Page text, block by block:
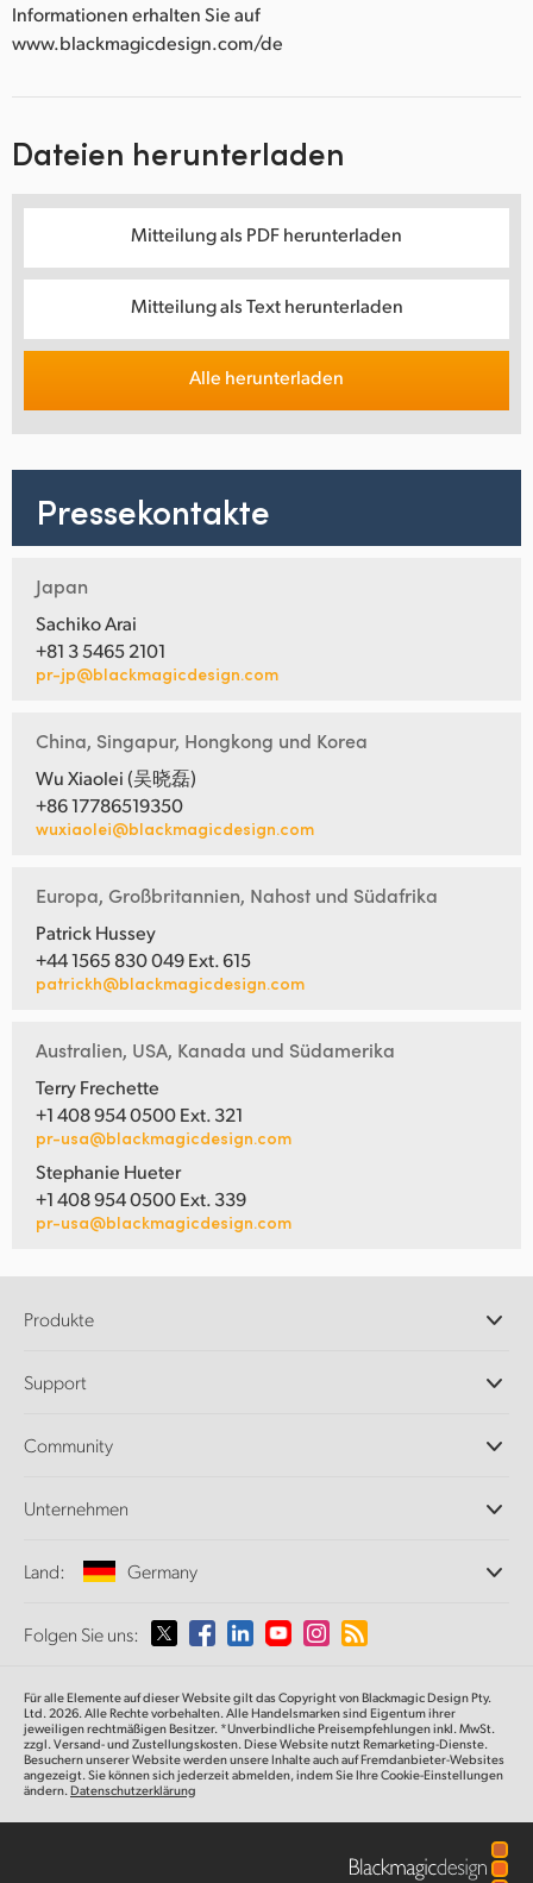
Informationen erhalten Sie auf
www.blackmagicdesign.com/de
Dateien herunterladen
Mitteilung als PDF herunterladen
Mitteilung als Text herunterladen
Alle herunterladen
Pressekontakte
Japan
Sachiko Arai
+81 3 5465 2101
pr-jp@blackmagicdesign.com
China, Singapur, Hongkong und Korea
Wu Xiaolei (吴晓磊)
+86 17786519350
wuxiaolei@blackmagicdesign.com
Europa, Großbritannien, Nahost und Südafrika
Patrick Hussey
+44 1565 830 049 Ext. 615
patrickh@blackmagicdesign.com
Australien, USA, Kanada und Südamerika
Terry Frechette
+1 408 954 0500 Ext. 321
pr-usa@blackmagicdesign.com
Stephanie Hueter
+1 408 954 0500 Ext. 339
pr-usa@blackmagicdesign.com
Produkte
DaVinci Resolve und Fusion Software
Ultimatte
Aufzeichnung und Wiedergabe
Norm- und Formatwandlung
Netzwerkspeicher
Signalverteilung und Distribution
Streaming und Encoding
Support
Support-Center
Community
Unternehmen
Informationen über uns
Medien
Land: Germany
Wählen Sie Ihr Land aus
Australia
Austria
Folgen Sie uns:
Für alle Elemente auf dieser Website gilt das Copyright von Blackmagic Design Pty.
Ltd. 2026. Alle Rechte vorbehalten. Alle Handelsmarken sind Eigentum ihrer
jeweiligen rechtmäßigen Besitzer. *Unverbindliche Preisempfehlungen inkl. MwSt.
zzgl. Versand- und Zustellungskosten. Diese Website nutzt Remarketing-Dienste.
Besuchern unserer Website werden unsere Inhalte auch auf Fremdanbieter-Websites
angezeigt. Sie können sich jederzeit abmelden, indem Sie Ihre Cookie-Einstellungen
ändern.Datenschutzerklärung